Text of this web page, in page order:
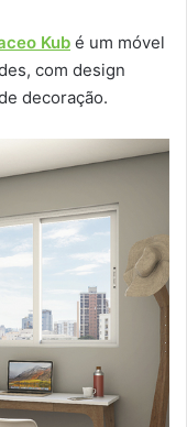
Kub é um móvel
com design
decoração.